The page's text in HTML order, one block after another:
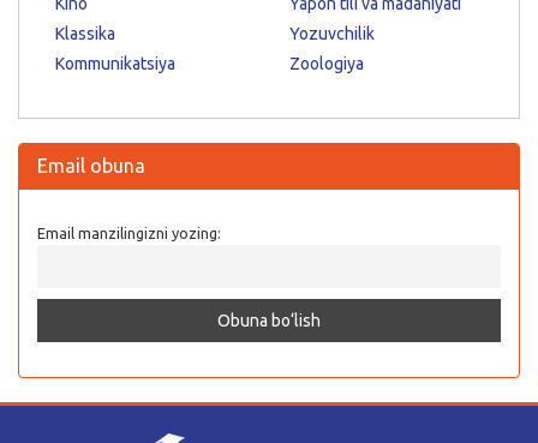
Klassika
Kommunikatsiya
Yozuvchilik
Zoologiya
Email obuna
Email manzilingizni yozing: